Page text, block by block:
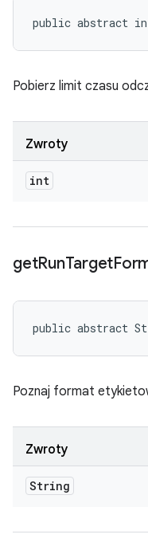
public abstract
Pobierz limit czasu
Zwroty
int
getRunTarget
public abstract
Poznaj format
Zwroty
String